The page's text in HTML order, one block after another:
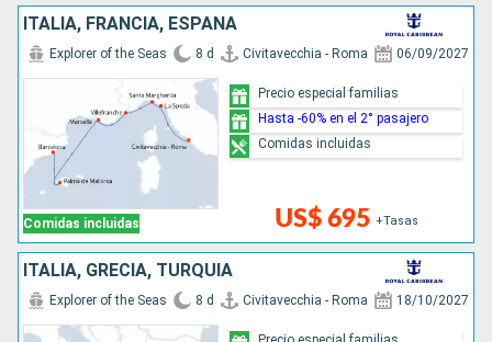
ITALIA, FRANCIA, ESPAÑA
Comidas incluidas
Explorer of the Seas 8 d Civitavecchia - Roma 06/09/2027
US$ 695 +Tasas
Precio especial familias
Hasta -60% en el 2° pasajero
Comidas incluidas
ITALIA, GRECIA, TURQUÍA
Explorer of the Seas 8 d Civitavecchia - Roma 18/10/2027